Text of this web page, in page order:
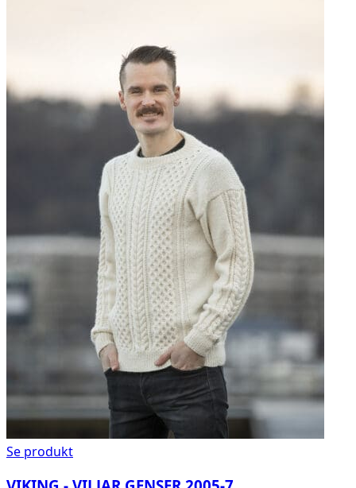
Se produkt